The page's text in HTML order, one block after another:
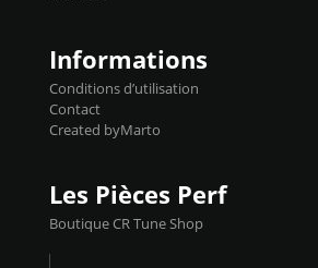
Informations
Conditions d’utilisation
Contact
Created byMarto
Les Pièces Perf
Boutique CR Tune Shop